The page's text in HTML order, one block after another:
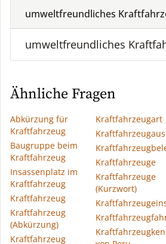
umweltfreundliches
umweltfreundliches
Ähnliche Fragen
Abkürzung für
Kraftfahrzeug
Baugruppe beim
Kraftfahrzeug
Insassenplatz im
Kraftfahrzeug
Kraftfahrzeug
Kraftfahrzeug
(Abkürzung)
Kraftfahrzeug
Kraftfahrzeugart
Kraftfahrzeuge
Kraftfahrzeuge
(Kurzwort)